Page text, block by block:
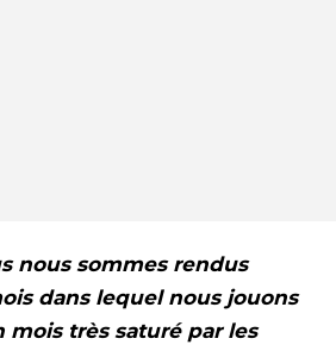
nous sommes rendus
dans lequel nous jouons
mois très saturé par les